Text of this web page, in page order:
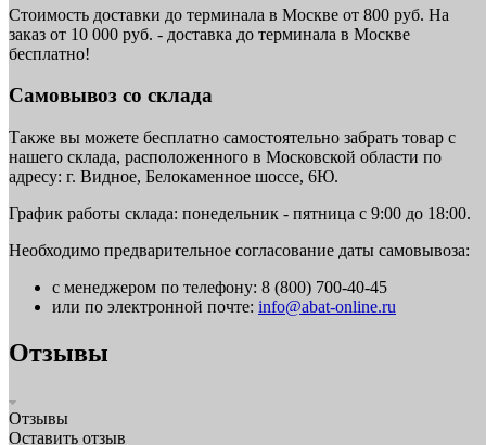
Стоимость доставки до терминала в Москве от 800 руб. На
заказ от 10 000 руб. - доставка до терминала в Москве
бесплатно!
Самовывоз со склада
Также вы можете бесплатно самостоятельно забрать товар с
нашего склада, расположенного в Московской области по
адресу: г. Видное, Белокаменное шоссе, 6Ю.
График работы склада: понедельник - пятница с 9:00 до 18:00.
Необходимо предварительное согласование даты самовывоза:
с менеджером по телефону: 8 (800) 700-40-45
или по электронной почте: info@abat-online.ru
Отзывы
Отзывы
Оставить отзыв